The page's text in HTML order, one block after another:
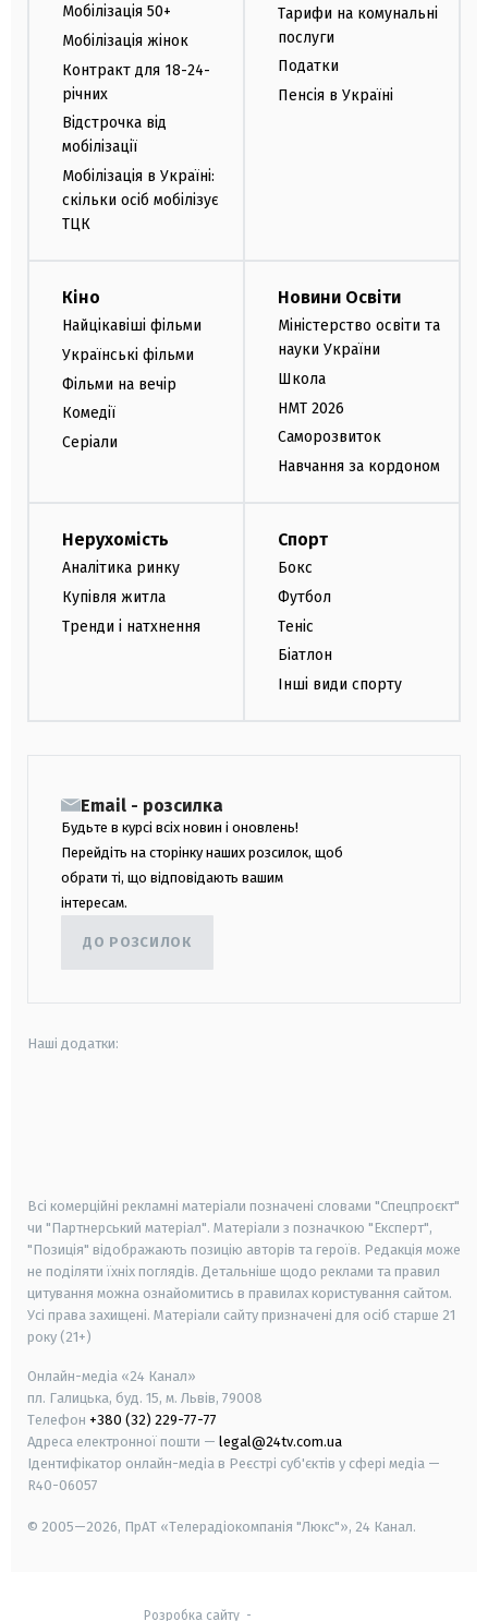
Мобілізація 50+
Мобілізація жінок
Контракт для 18-24-
річних
Відстрочка від
мобілізації
Мобілізація в Україні:
скільки осіб мобілізує
ТЦК
Тарифи на комунальні
послуги
Податки
Пенсія в Україні
Кіно
Найцікавіші фільми
Українські фільми
Фільми на вечір
Комедії
Серіали
Новини Освіти
Міністерство освіти та
науки України
Школа
НМТ 2026
Саморозвиток
Навчання за кордоном
Нерухомість
Аналітика ринку
Купівля житла
Тренди і натхнення
Спорт
Бокс
Футбол
Теніс
Біатлон
Інші види спорту
Email - розсилка
Будьте в курсі всіх новин і оновлень!
Перейдіть на сторінку наших розсилок, щоб
обрати ті, що відповідають вашим
інтересам.
ДО РОЗСИЛОК
Наші додатки:
Всі комерційні рекламні матеріали позначені словами "Спецпроєкт"
чи "Партнерський матеріал". Матеріали з позначкою "Експерт",
"Позиція" відображають позицію авторів та героїв. Редакція може
не поділяти їхніх поглядів. Детальніше щодо реклами та правил
цитування можна ознайомитись в правилах користування сайтом.
Усі права захищені. Матеріали сайту призначені для осіб старше 21
року (21+)
Онлайн-медіа «24 Канал»
пл. Галицька, буд. 15, м. Львів, 79008
Телефон +380 (32) 229-77-77
Адреса електронної пошти — legal@24tv.com.ua
Ідентифікатор онлайн-медіа в Реєстрі суб'єктів у сфері медіа —
R40-06057
© 2005—2026, ПрАТ «Телерадіокомпанія "Люкс"», 24 Канал.
Розробка сайту-